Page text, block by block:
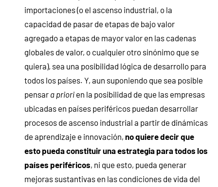
importaciones (o el ascenso industrial, o la
capacidad de pasar de etapas de bajo valor
agregado a etapas de mayor valor en las cadenas
globales de valor, o cualquier otro sinónimo que se
quiera), sea una posibilidad lógica de desarrollo para
todos los países. Y, aun suponiendo que sea posible
pensar a priori en la posibilidad de que las empresas
ubicadas en países periféricos puedan desarrollar
procesos de ascenso industrial a partir de dinámicas
de aprendizaje e innovación, no quiere decir que
esto pueda constituir una estrategia para todos los
países periféricos, ni que esto, pueda generar
mejoras sustantivas en las condiciones de vida del